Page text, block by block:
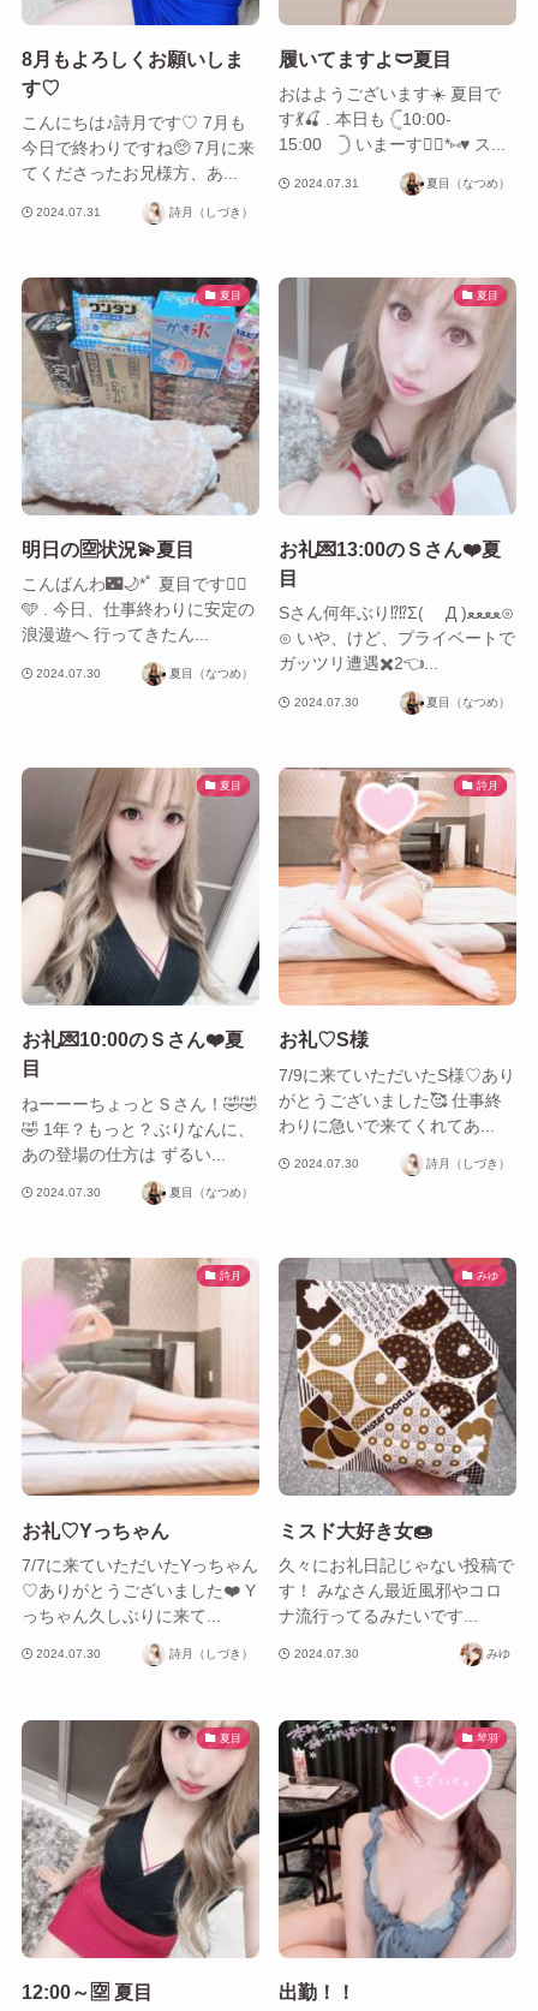
8月もよろしくお願いしま
す♡
こんにちは♪詩月です♡ 7月も
今日で終わりですね🥺 7月に来
てくださったお兄様方、あ...
2024.07.31 詩月（しづき）
履いてますよ🩲夏目
おはようございます☀️ 夏目で
す💃🍒 . 本日も 𓊆ㅤ10:00-
15:00 𓊇 いまーす🙋‍♀️*⑅♥ ス...
2024.07.31 夏目（なつめ）
夏目
明日の🈳状況💫夏目
こんばんわ🌃🌙*ﾟ 夏目です🙂‍↕️
🩵 . 今日、仕事終わりに安定の
浪漫遊へ 行ってきたん...
2024.07.30 夏目（なつめ）
夏目
お礼💌13:00のＳさん❤️夏
目
Sさん何年ぶり⁉️⁉️Σ( Д )ﻌﻌﻌﻌ⊙
⊙ いや、けど、プライベートで
ガッツリ遭遇✖️2👈...
2024.07.30 夏目（なつめ）
夏目
お礼💌10:00のＳさん❤️夏
目
ねーーーちょっとＳさん！🤣🤣
🤣 1年？もっと？ぶりなんに、
あの登場の仕方は ずるい...
2024.07.30 夏目（なつめ）
詩月
お礼♡S様
7/9に来ていただいたS様♡あり
がとうございました🥰 仕事終
わりに急いで来てくれてあ...
2024.07.30 詩月（しづき）
詩月
お礼♡Yっちゃん
7/7に来ていただいたYっちゃん
♡ありがとうございました❤️ Y
っちゃん久しぶりに来て...
2024.07.30 詩月（しづき）
みゆ
ミスド大好き女🍩
久々にお礼日記じゃない投稿で
す！ みなさん最近風邪やコロ
ナ流行ってるみたいです...
2024.07.30 みゆ
夏目
12:00～🈳 夏目
琴羽
出勤！！